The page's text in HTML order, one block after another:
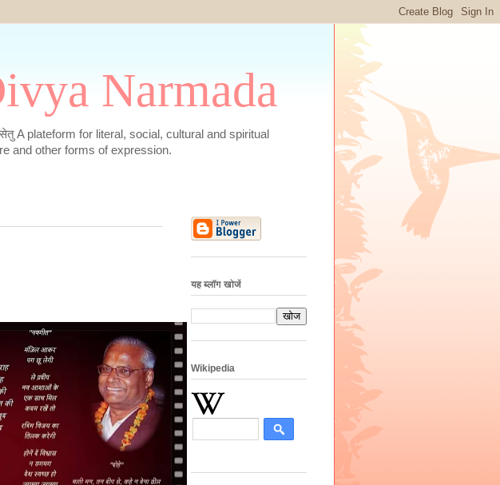
Narmada
सेतु A plateform for literal, social, cultural and spiritual
and other forms of expression.
यह ब्लॉग खोजें
Wikipedia